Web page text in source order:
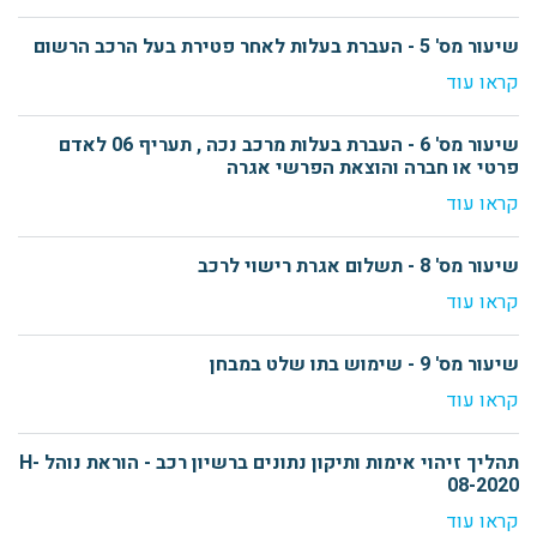
שיעור מס' 5 - העברת בעלות לאחר פטירת בעל הרכב הרשום
קראו עוד
שיעור מס' 6 - העברת בעלות מרכב נכה , תעריף 06 לאדם
פרטי או חברה והוצאת הפרשי אגרה
קראו עוד
שיעור מס' 8 - תשלום אגרת רישוי לרכב
קראו עוד
שיעור מס' 9 - שימוש בתו שלט במבחן
קראו עוד
תהליך זיהוי אימות ותיקון נתונים ברשיון רכב - הוראת נוהל H-
08-2020
קראו עוד